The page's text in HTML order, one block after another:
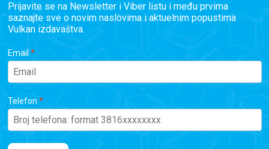
Prijavite se na Newsletter i Viber listu i među prvima
saznajte sve o novim naslovima i aktuelnim popustima
Vulkan izdavaštva.
Email
Telefon